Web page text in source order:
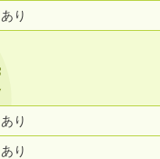
あり
あり
あり